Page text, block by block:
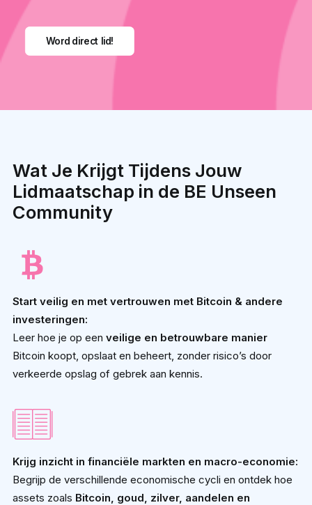
Word direct lid!
Wat Je Krijgt Tijdens Jouw
Lidmaatschap in de BE Unseen
Community
Start veilig en met vertrouwen met Bitcoin & andere
investeringen:
Leer hoe je op een veilige en betrouwbare manier
Bitcoin koopt, opslaat en beheert, zonder risico’s door
verkeerde opslag of gebrek aan kennis.
Krijg inzicht in financiële markten en macro-economie:
Begrijp de verschillende economische cycli en ontdek hoe
assets zoals Bitcoin, goud, zilver, aandelen en